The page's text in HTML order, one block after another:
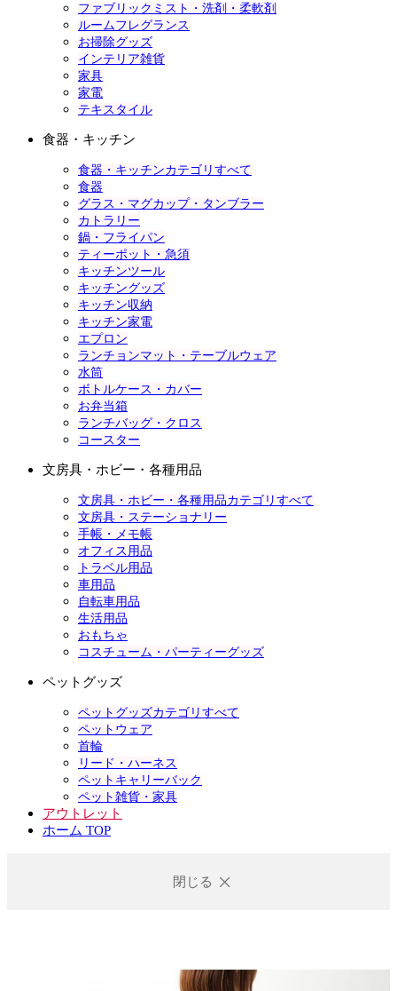
ファブリックミスト・洗剤・柔軟剤
ルームフレグランス
お掃除グッズ
インテリア雑貨
家具
家電
テキスタイル
食器・キッチン
食器・キッチンカテゴリすべて
食器
グラス・マグカップ・タンブラー
カトラリー
鍋・フライパン
ティーポット・急須
キッチンツール
キッチングッズ
キッチン収納
キッチン家電
エプロン
ランチョンマット・テーブルウェア
水筒
ボトルケース・カバー
お弁当箱
ランチバッグ・クロス
コースター
文房具・ホビー・各種用品
文房具・ホビー・各種用品カテゴリすべて
文房具・ステーショナリー
手帳・メモ帳
オフィス用品
トラベル用品
車用品
自転車用品
生活用品
おもちゃ
コスチューム・パーティーグッズ
ペットグッズ
ペットグッズカテゴリすべて
ペットウェア
首輪
リード・ハーネス
ペットキャリーバック
ペット雑貨・家具
アウトレット
ホーム TOP
閉じる